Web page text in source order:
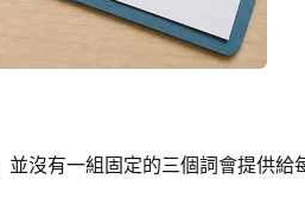
沒有一組固定的三個詞會提供